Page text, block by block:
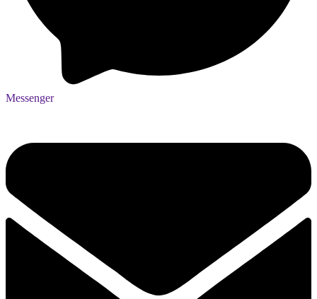
Messenger